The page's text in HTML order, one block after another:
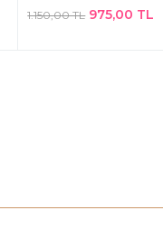
1.150,00 TL 975,00 TL